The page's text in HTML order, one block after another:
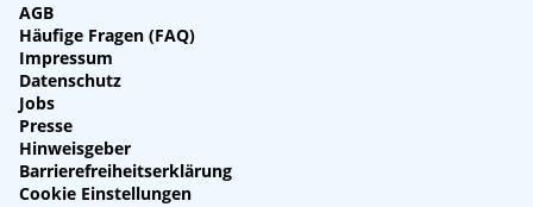
AGB
Häufige Fragen (FAQ)
Impressum
Datenschutz
Jobs
Presse
Hinweisgeber
Barrierefreiheitserklärung
Cookie Einstellungen